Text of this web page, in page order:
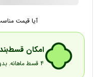
آیا قیمت
امکان
۴ قسط ماهانه. بدون سود، چک و ضامن.